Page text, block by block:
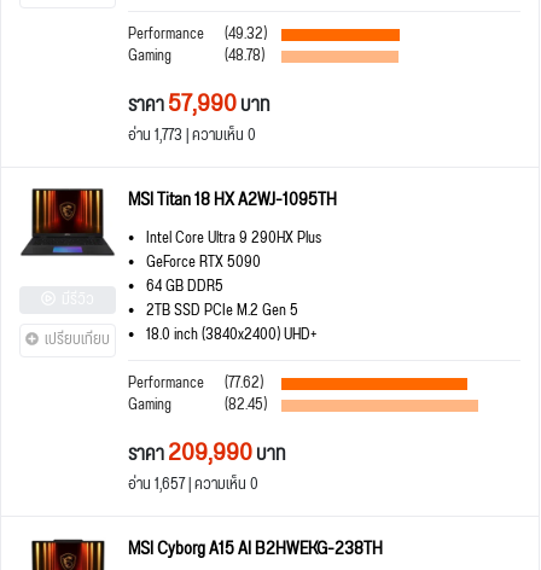
Performance
(49.32)
Gaming (48.78)
ราคา57,990บาท
อ่าน 1,773 | ความเห็น 0
เปรียบเทียบ
MSI Titan 18 HX A2WJ-1095TH
Intel Core Ultra 9 290HX Plus
GeForce RTX 5090
64 GB DDR5
2TB SSD PCIe M.2 Gen 5
18.0 inch (3840x2400) UHD+
Performance
(77.62)
Gaming (82.45)
ราคา209,990บาท
อ่าน 1,657 | ความเห็น 0
MSI Cyborg A15 AI B2HWEKG-238TH